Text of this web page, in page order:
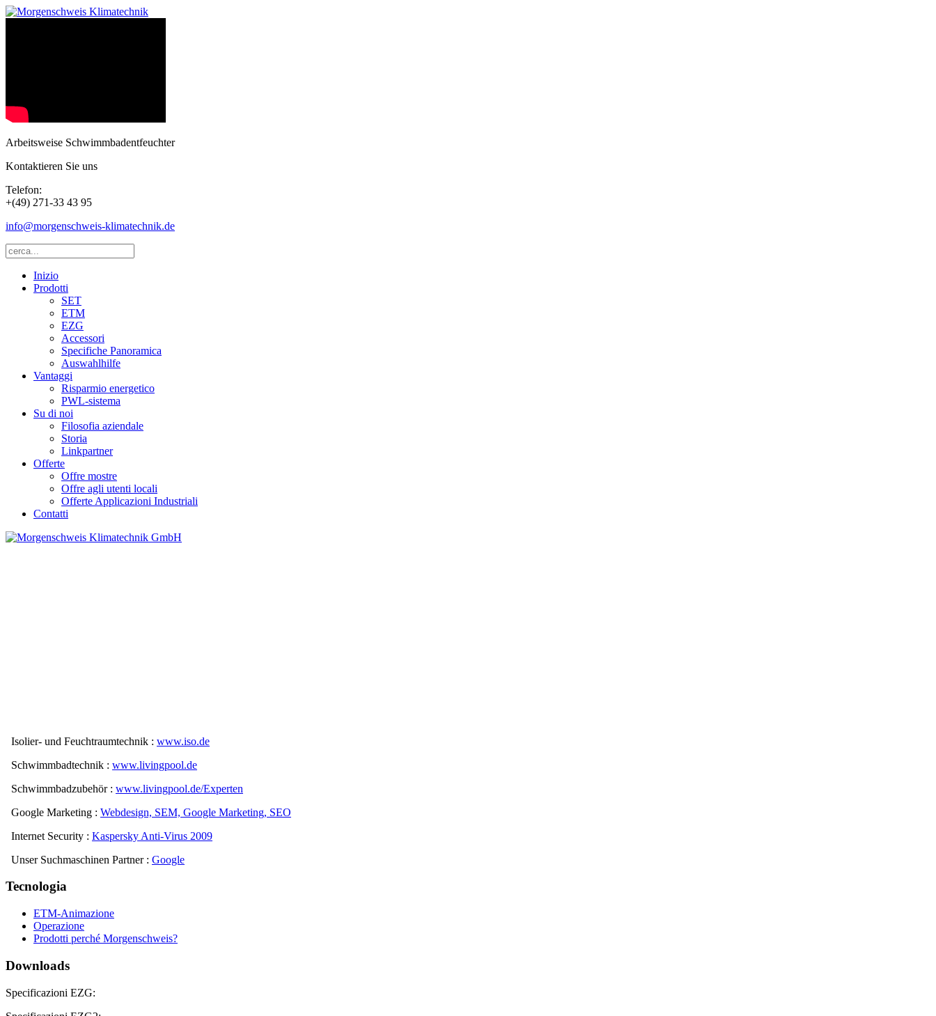
Arbeitsweise Schwimmbadentfeuchter
Kontaktieren Sie uns
Telefon:
+(49) 271-33 43 95
info@morgenschweis-klimatechnik.de
Inizio
Prodotti
SET
ETM
EZG
Accessori
Specifiche Panoramica
Auswahlhilfe
Vantaggi
Risparmio energetico
PWL-sistema
Su di noi
Filosofia aziendale
Storia
Linkpartner
Offerte
Offre mostre
Offre agli utenti locali
Offerte Applicazioni Industriali
Contatti
Isolier- und Feuchtraumtechnik : www.iso.de
Schwimmbadtechnik : www.livingpool.de
Schwimmbadzubehör : www.livingpool.de/Experten
Google Marketing : Webdesign, SEM, Google Marketing, SEO
Internet Security : Kaspersky Anti-Virus 2009
Unser Suchmaschinen Partner : Google
Tecnologia
ETM-Animazione
Operazione
Prodotti perché Morgenschweis?
Downloads
Specificazioni EZG: